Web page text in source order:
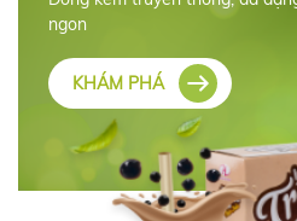
ngon
KHÁM PHÁ